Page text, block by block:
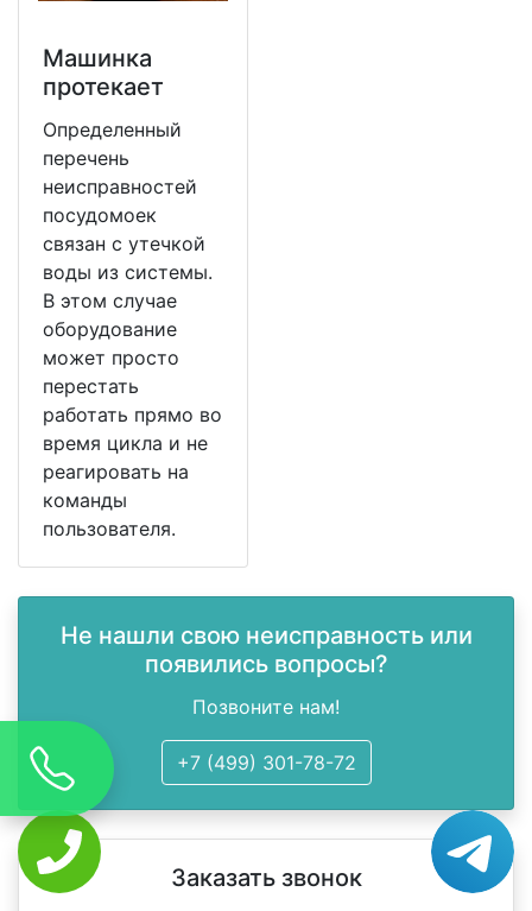
Машинка
протекает
Определенный
перечень
неисправностей
посудомоек
связан с утечкой
воды из системы.
В этом случае
оборудование
может просто
перестать
работать прямо во
время цикла и не
реагировать на
команды
пользователя.
Не нашли свою неисправность или
появились вопросы?
Позвоните нам!
+7 (499) 301-78-72
Заказать звонок